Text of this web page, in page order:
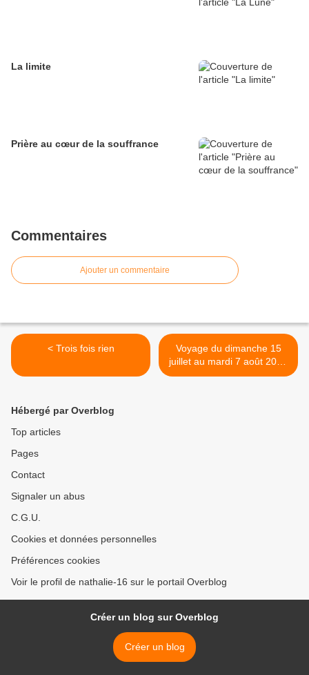
La limite
Prière au cœur de la souffrance
Commentaires
Ajouter un commentaire
< Trois fois rien
Voyage du dimanche 15
juillet au mardi 7 août 2018
>
Hébergé par Overblog
Top articles
Pages
Contact
Signaler un abus
C.G.U.
Cookies et données personnelles
Préférences cookies
Voir le profil de nathalie-16 sur le portail Overblog
Créer un blog sur Overblog
Créer un blog